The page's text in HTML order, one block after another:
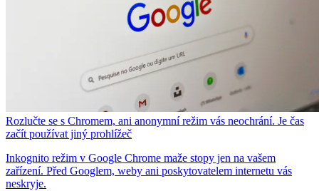
Rozlučte se s Chromem, ani anonymní režim vás neochrání. Je čas
začít používat jiný prohlížeč
Inkognito režim v Google Chrome maže stopy jen na vašem
zařízení. Před Googlem, weby ani poskytovatelem internetu vás
neskryje.